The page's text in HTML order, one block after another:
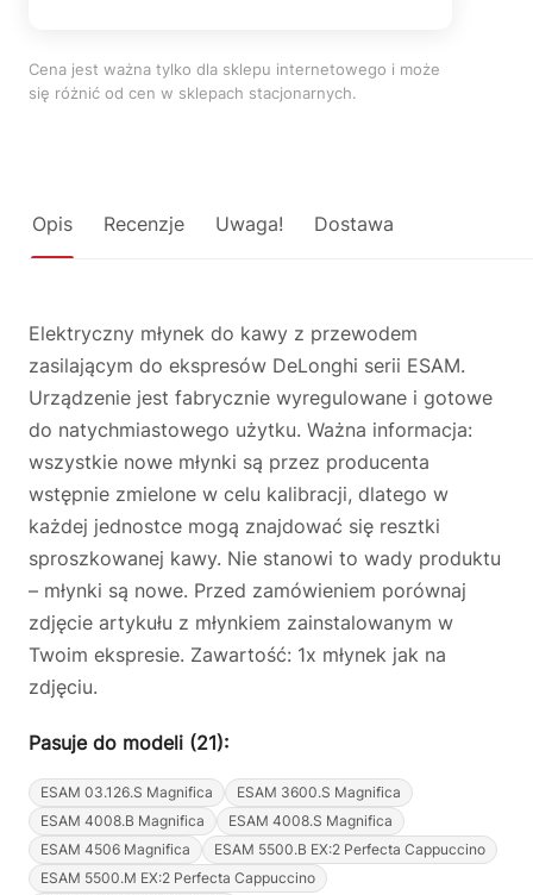
Cena jest ważna tylko dla sklepu internetowego i może
się różnić od cen w sklepach stacjonarnych.
Opis Recenzje Uwaga! Dostawa
Elektryczny młynek do kawy z przewodem
zasilającym do ekspresów DeLonghi serii ESAM.
Urządzenie jest fabrycznie wyregulowane i gotowe
do natychmiastowego użytku. Ważna informacja:
wszystkie nowe młynki są przez producenta
wstępnie zmielone w celu kalibracji, dlatego w
każdej jednostce mogą znajdować się resztki
sproszkowanej kawy. Nie stanowi to wady produktu
– młynki są nowe. Przed zamówieniem porównaj
zdjęcie artykułu z młynkiem zainstalowanym w
Twoim ekspresie. Zawartość: 1x młynek jak na
zdjęciu.
Pasuje do modeli (21):
ESAM 03.126.S Magnifica
ESAM 3600.S Magnifica
ESAM 4008.B Magnifica
ESAM 4008.S Magnifica
ESAM 4506 Magnifica
ESAM 5500.B EX:2 Perfecta Cappuccino
ESAM 5500.M EX:2 Perfecta Cappuccino